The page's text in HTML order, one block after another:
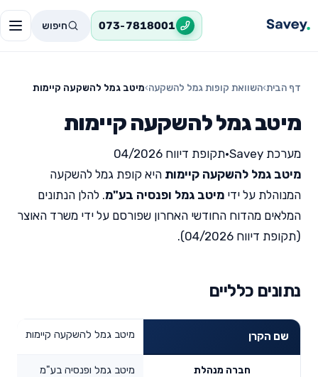
073-7818001 חיפוש
דף הבית›השוואת קופות גמל להשקעה›מיטב גמל להשקעה קיימות
מיטב גמל להשקעה קיימות
מערכת Savey •תקופת דיווח 04/2026
מיטב גמל להשקעה קיימות היא קופת גמל להשקעה
המנוהלת על ידי מיטב גמל ופנסיה בע"מ. להלן הנתונים
המלאים מהדוח החודשי האחרון שפורסם על ידי משרד האוצר
(תקופת דיווח 04/2026).
נתונים כלליים
שם הקרן מיטב גמל להשקעה קיימות
חברה מנהלת מיטב גמל ופנסיה בע"מ